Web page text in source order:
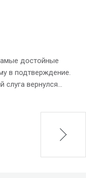
достойные
в подтверждение.
вернулся…
next